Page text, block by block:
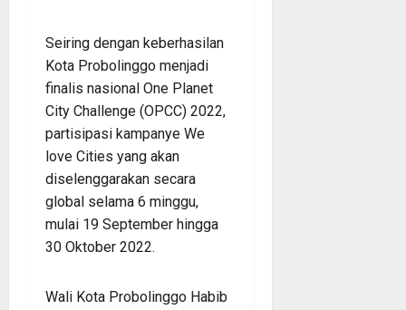
Seiring dengan keberhasilan
Kota Probolinggo menjadi
finalis nasional One Planet
City Challenge (OPCC) 2022,
partisipasi kampanye We
love Cities yang akan
diselenggarakan secara
global selama 6 minggu,
mulai 19 September hingga
30 Oktober 2022.
Wali Kota Probolinggo Habib